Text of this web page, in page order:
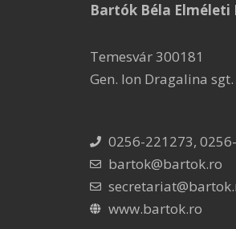
Bartók Béla Elméleti
Temesvár 300181
Gen. Ion Dragalina
0256-221273,
bartok@bartok.ro
www.bartok.ro